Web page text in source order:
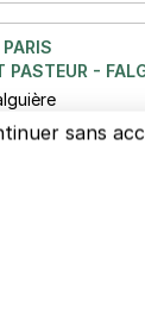
PASTEUR -
88
- GARE
sans